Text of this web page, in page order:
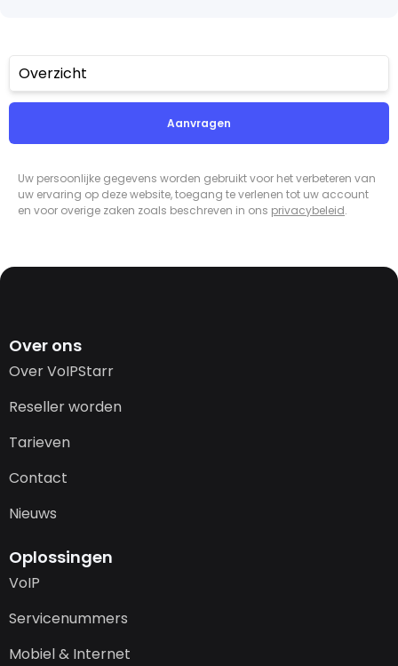
Overzicht
Aanvragen
Uw persoonlijke gegevens worden gebruikt voor het verbeteren van
uw ervaring op deze website, toegang te verlenen tot uw account
en voor overige zaken zoals beschreven in ons privacybeleid.
Over ons
Over VoIPStarr
Reseller worden
Tarieven
Contact
Nieuws
Oplossingen
VoIP
Servicenummers
Mobiel & Internet